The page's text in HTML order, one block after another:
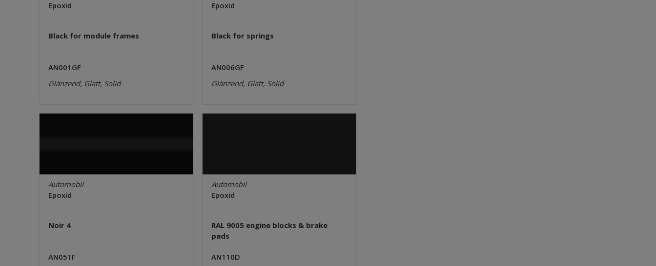
Epoxid
Black for module frames
AN001GF
Glänzend, Glatt, Solid
Epoxid
Black for springs
AN006GF
Glänzend, Glatt, Solid
Automobil
Epoxid
Noir 4
AN051F
Automobil
Epoxid
RAL 9005 engine blocks & brake
pads
AN110D